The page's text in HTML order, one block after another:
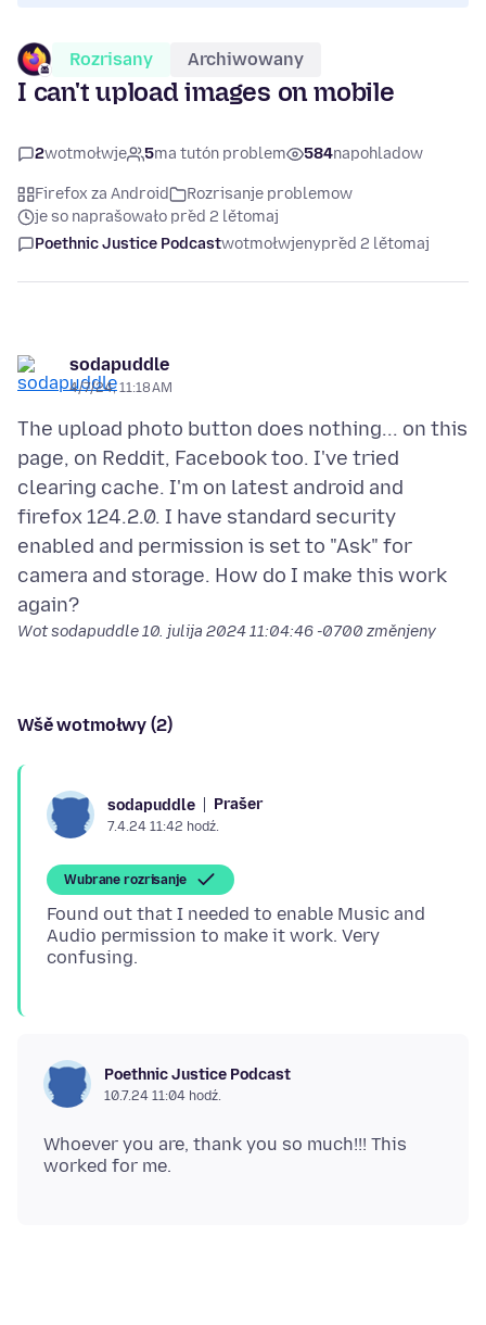
Rozrisany Archiwowany
I can't upload images on mobile
2wotmołwje 5ma tutón problem 584napohladow
Firefox za Android
Rozrisanje problemow
je so naprašowało před 2 lětomaj
Poethnic Justice Podcastwotmołwjenypřed 2 lětomaj
sodapuddle
4/7/24, 11:18 AM
The upload photo button does nothing... on this
page, on Reddit, Facebook too. I've tried
clearing cache. I'm on latest android and
firefox 124.2.0. I have standard security
enabled and permission is set to "Ask" for
camera and storage. How do I make this work
Wot sodapuddle10. julija 2024 11:04:46 -0700 změnjeny
Wšě wotmołwy (2)
sodapuddle Prašer
7.4.24 11:42 hodź.
Wubrane rozrisanje
Found out that I needed to enable Music and
Audio permission to make it work. Very
Poethnic Justice Podcast
10.7.24 11:04 hodź.
Whoever you are, thank you so much!!! This